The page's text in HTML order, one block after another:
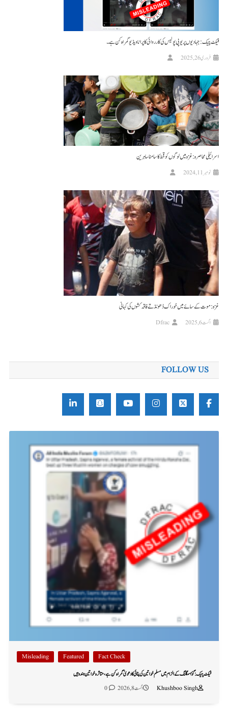
فیکٹ چیک : جہادیوں پر یوپی پولیس کی کارروائی کا پرانا ویڈیو گمراہ کن ہے۔
فروری 26, 2025
اسرائیلی محاصرہ: غزہ میں لوگوں کو قحط کا سامنا، ماہرین
نومبر 11, 2024
غزہ: موت کے سائے میں خوراک ڈھونڈتے فاقہ کشوں کی کہانی
اگست 6, 2025 Dfrac
FOLLOW US
Fact Check
Featured
Misleading
فیکٹ چیک: گؤ اسمگلنگ کے الزام میں مسلم خواتین کی پٹائی کا دعویٰ گمراہ کن ہے، متاثرہ خواتین ہندو ہیں
Khushboo Singh
اگست 8, 2026 0